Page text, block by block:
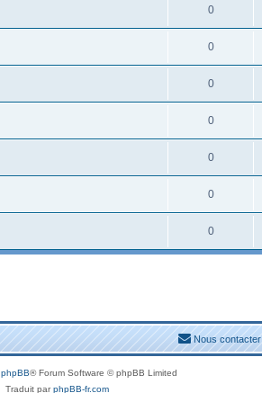
0
0
0
0
0
0
0
Nous contacter
phpBB® Forum Software © phpBB Limited
Traduit parphpBB-fr.com